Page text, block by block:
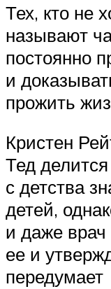
Тех, кто не
называют
постоянно
и
прожить
Кристен
Тед
с детства
детей,
и даже
ее и
передумает